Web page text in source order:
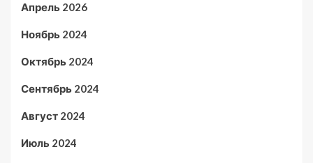
Апрель 2026
Ноябрь 2024
Октябрь 2024
Сентябрь 2024
Август 2024
Июль 2024